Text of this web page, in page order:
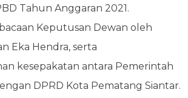
Tahun Anggaran 2021.
Keputusan Dewan oleh
Eka Hendra, serta
kesepakatan antara Pemerintah
DPRD Kota Pematang Siantar.